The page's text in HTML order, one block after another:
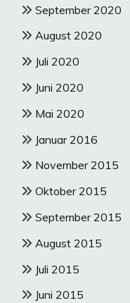
September 2020
August 2020
Juli 2020
Juni 2020
Mai 2020
Januar 2016
November 2015
Oktober 2015
September 2015
August 2015
Juli 2015
Juni 2015